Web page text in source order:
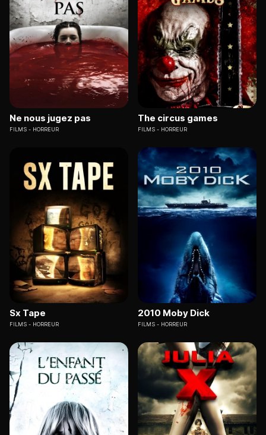
Ne nous jugez pas
FILMS HORREUR
The circus games
FILMS HORREUR
Sx Tape
FILMS HORREUR
2010 Moby Dick
FILMS HORREUR